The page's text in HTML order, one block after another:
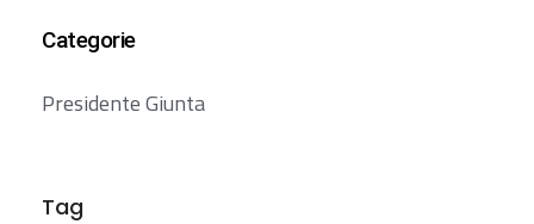
Categorie
Presidente Giunta
Tag